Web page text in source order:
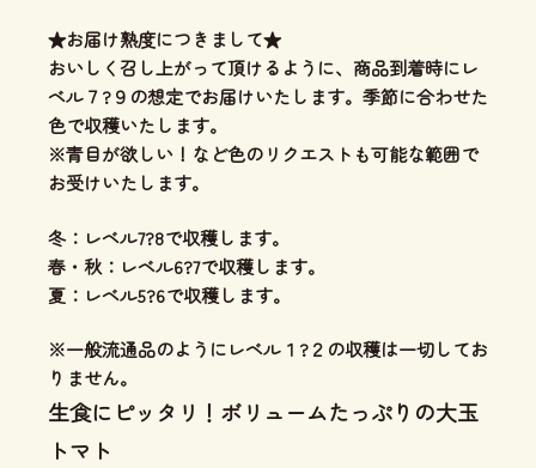
★お届け熟度につきまして★
おいしく召し上がって頂けるように、商品到着時にレ
ベル７?９の想定でお届けいたします。季節に合わせた
色で収穫いたします。
※青目が欲しい！など色のリクエストも可能な範囲で
お受けいたします。
冬：レベル7?8で収穫します。
春・秋：レベル6?7で収穫します。
夏：レベル5?6で収穫します。
※一般流通品のようにレベル１?２の収穫は一切してお
りません。
生食にピッタリ！ボリュームたっぷりの大玉
トマト